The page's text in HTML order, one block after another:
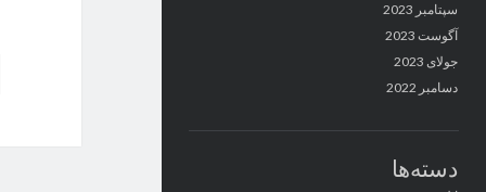
سپتامبر 2023
آگوست 2023
جولای 2023
دسامبر 2022
دسته‌ها